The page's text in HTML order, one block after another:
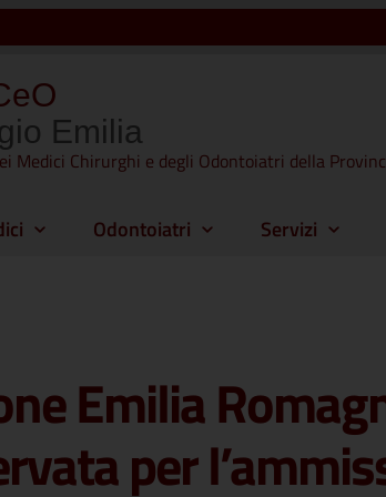
Emilia
Medici Chirurghi e degli Odontoiatri della
Odontoiatri Servizi
Emilia
per